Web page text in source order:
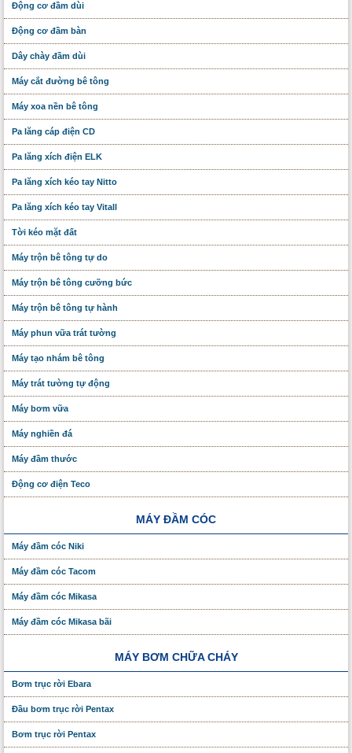
Động cơ đầm dùi
Động cơ đầm bàn
Dây chày đầm dùi
Máy cắt đường bê tông
Máy xoa nền bê tông
Pa lăng cáp điện CD
Pa lăng xích điện ELK
Pa lăng xích kéo tay Nitto
Pa lăng xích kéo tay Vitall
Tời kéo mặt đất
Máy trộn bê tông tự do
Máy trộn bê tông cưỡng bức
Máy trộn bê tông tự hành
Máy phun vữa trát tường
Máy tạo nhám bê tông
Máy trát tường tự động
Máy bơm vữa
Máy nghiền đá
Máy đầm thước
Động cơ điện Teco
MÁY ĐẦM CÓC
Máy đầm cóc Niki
Máy đầm cóc Tacom
Máy đầm cóc Mikasa
Máy đầm cóc Mikasa bãi
MÁY BƠM CHỮA CHÁY
Bơm trục rời Ebara
Đầu bơm trục rời Pentax
Bơm trục rời Pentax